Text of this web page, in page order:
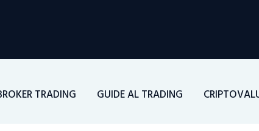
TRADING GUIDE AL TRADING